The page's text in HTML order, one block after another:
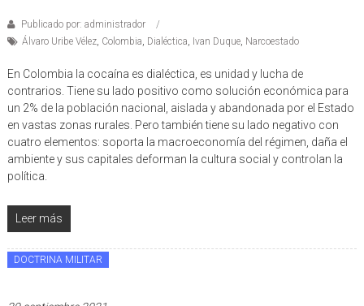
Publicado por: administrador
Álvaro Uribe Vélez, Colombia, Dialéctica, Ivan Duque, Narcoestado
En Colombia la cocaína es dialéctica, es unidad y lucha de
contrarios. Tiene su lado positivo como solución económica para
un 2% de la población nacional, aislada y abandonada por el Estado
en vastas zonas rurales. Pero también tiene su lado negativo con
cuatro elementos: soporta la macroeconomía del régimen, daña el
ambiente y sus capitales deforman la cultura social y controlan la
política.
Leer más
DOCTRINA MILITAR